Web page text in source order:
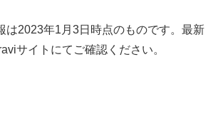
は2023年1月3日時点のものです。最新
サイトにてご確認ください。